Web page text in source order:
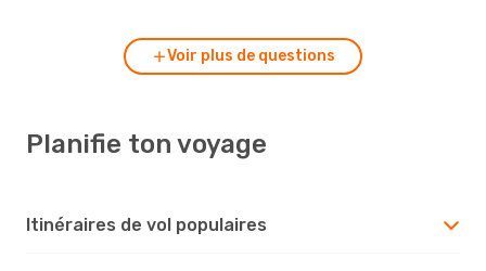
Voir plus de questions
Planifie ton voyage
Itinéraires de vol populaires